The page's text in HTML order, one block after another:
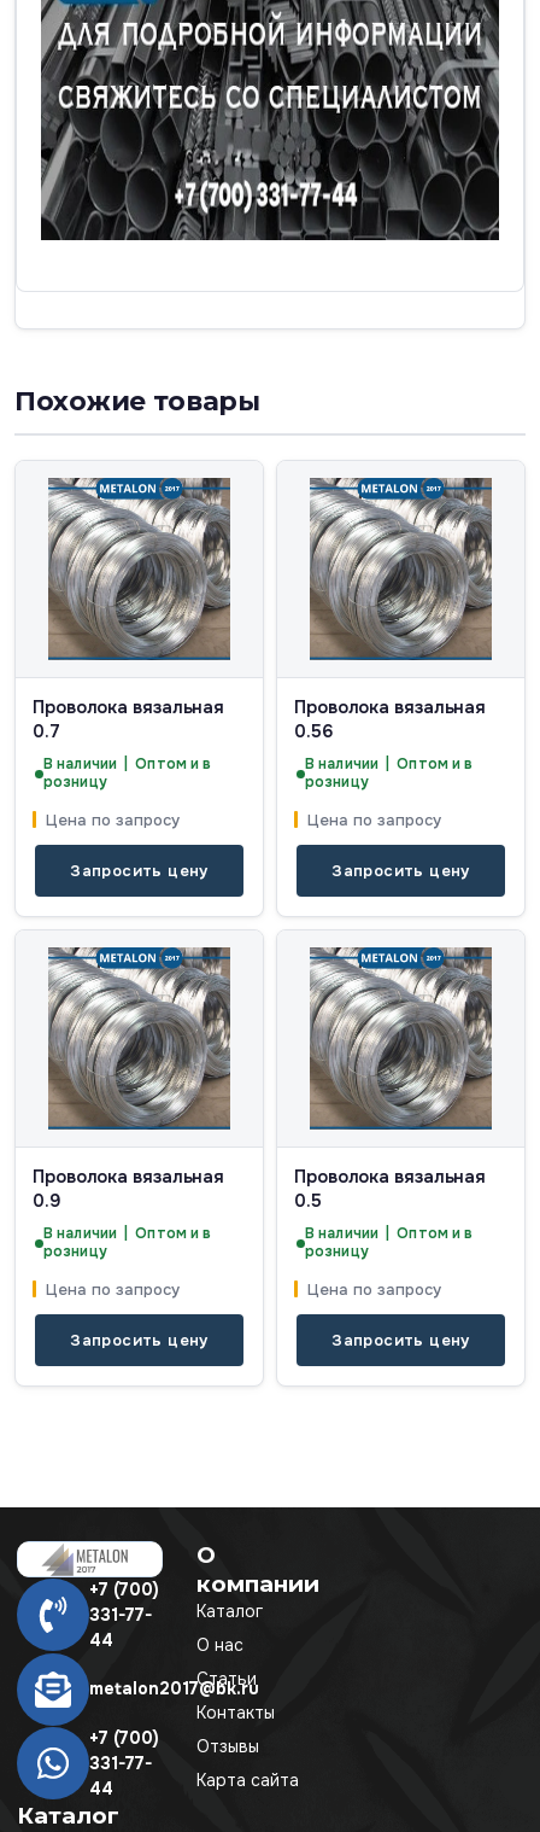
Похожие товары
Проволока вязальная
0.7
В наличии | Оптом и в
розницу
Цена по запросу
Запросить цену
Проволока вязальная
0.56
В наличии | Оптом и в
розницу
Цена по запросу
Запросить цену
Проволока вязальная
0.9
В наличии | Оптом и в
розницу
Цена по запросу
Запросить цену
Проволока вязальная
0.5
В наличии | Оптом и в
розницу
Цена по запросу
Запросить цену
+7 (700)
331-77-
44
metalon2017@bk.ru
+7 (700)
331-77-
44
Каталог
О
компании
Каталог
О нас
Статьи
Контакты
Отзывы
Карта сайта